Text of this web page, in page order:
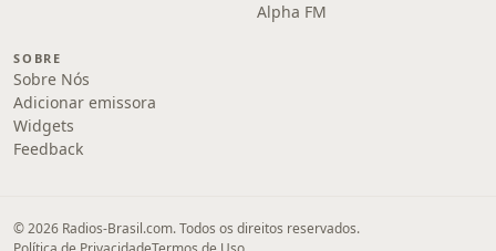
Alpha FM
SOBRE
Sobre Nós
Adicionar emissora
Widgets
Feedback
© 2026 Radios-Brasil.com. Todos os direitos reservados.